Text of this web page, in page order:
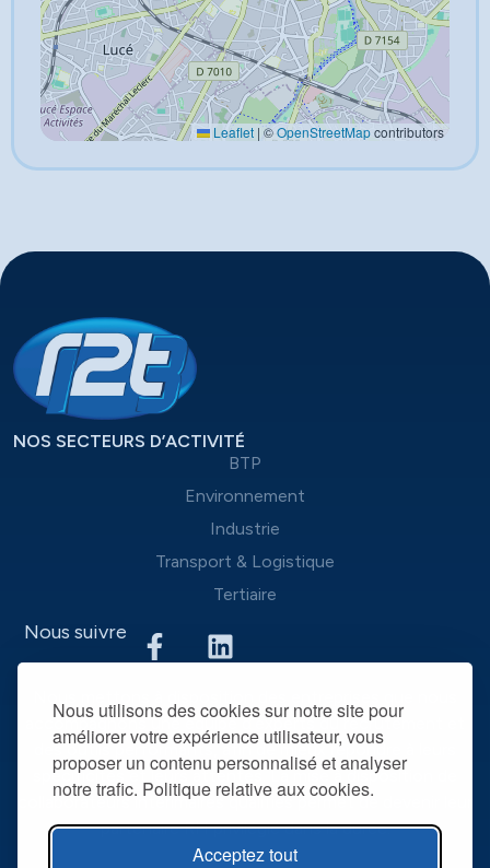
Nous utilisons des cookies sur notre site pour
améliorer votre expérience utilisateur, vous
proposer un contenu personnalisé et analyser
notre trafic. Politique relative aux cookies.
Acceptez tout
Leaflet |©OpenStreetMapcontributors
NOS SECTEURS D’ACTIVITÉ
BTP
Environnement
Industrie
Transport & Logistique
Tertiaire
Nous suivre
accompagnons une équipe d’experts du recrutement et
des outils performants, afin de mieux répondre à leurs
spécificités et leurs attentes. La mise à disposition de
collaborateurs intérimaires qualifiés permet de devenir leur
partenaire RH privilégié dans la durée.